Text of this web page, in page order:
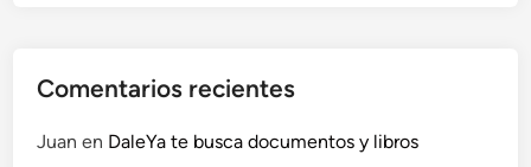
Comentarios recientes
Juan en DaleYa te busca documentos y libros